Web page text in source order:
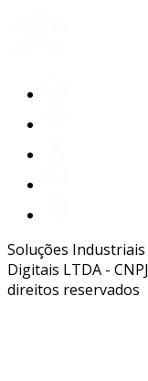
Soluções
Digitais LTDA -
direitos reservados